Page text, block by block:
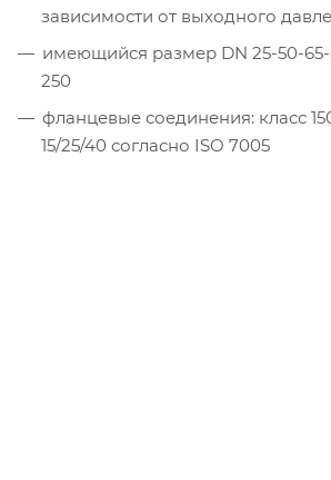
зависимости от выходного
имеющийся размер DN 25-50-65-
250
фланцевые соединения: класс
15/25/40 согласно ISO 7005